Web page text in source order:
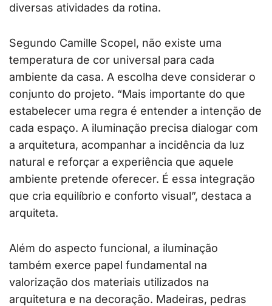
diversas atividades da rotina.
Segundo Camille Scopel, não existe uma
temperatura de cor universal para cada
ambiente da casa. A escolha deve considerar o
conjunto do projeto. “Mais importante do que
estabelecer uma regra é entender a intenção de
cada espaço. A iluminação precisa dialogar com
a arquitetura, acompanhar a incidência da luz
natural e reforçar a experiência que aquele
ambiente pretende oferecer. É essa integração
que cria equilíbrio e conforto visual”, destaca a
arquiteta.
Além do aspecto funcional, a iluminação
também exerce papel fundamental na
valorização dos materiais utilizados na
arquitetura e na decoração. Madeiras, pedras